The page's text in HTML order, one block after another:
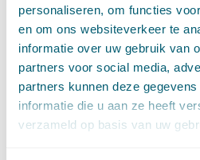
personaliseren, om functies
en om ons websiteverkeer te
informatie over uw gebruik van
partners voor social media,
partners kunnen deze
informatie die u aan ze heeft
verzameld op basis van uw
Rechtbank Noord-Holland 24
2023,ECLI:NL:RBNHO:2023:8622